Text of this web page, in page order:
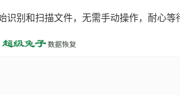
识别和扫描文件，无需手动操作，耐心等